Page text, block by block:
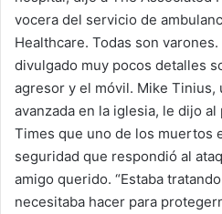
vocera del servicio de
Healthcare. Todas son
divulgado muy pocos detalles
agresor y el móvil. Mike Tinius,
avanzada en la iglesia, le dijo
Times que uno de los muertos
seguridad que respondió al
amigo querido. “Estaba
necesitaba hacer para